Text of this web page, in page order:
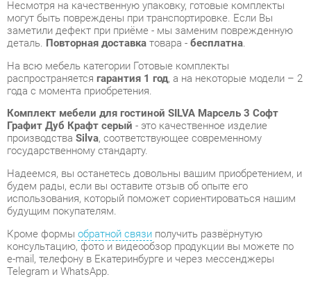
распространяетсягарантия 1 год, а на некоторые модели – 2
года с момента приобретения.
Комплект мебели для гостиной SILVA Марсель 3 Софт
производстваSilva , соответствующее современному
государственному стандарту.
будем рады, если вы оставите отзыв об опыте его
использования, который поможет сориентироваться нашим
будущим покупателям.
консультацию, фото и видеообзор продукции вы можете по
e-mail, телефону в Екатеринбурге и через мессенджеры
Telegram и WhatsApp.
Готовые комплекты также можно сравнить между собой в
нашем шоу-руме и купить Комплект мебели для гостиной
SILVA Марсель 3 Софт Графит Дуб Крафт серый,
самостоятельно забрав его с нашего центрального склада в
г. Екатеринбург. Полный список адресов и магазинов
смотрите на странице